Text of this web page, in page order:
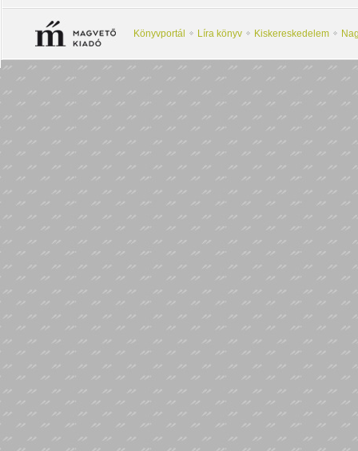
Könyvportál Líra könyv Kiskereskedelem